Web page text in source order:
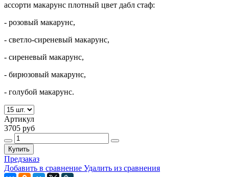
ассорти макарунс плотный цвет дабл стаф:
- розовый макарунс,
- светло-сиреневый макарунс,
- сиреневый макарунс,
- бирюзовый макарунс,
- голубой макарунс.
Артикул
3705 руб
Купить
Предзаказ
Добавить в сравнение Удалить из сравнения